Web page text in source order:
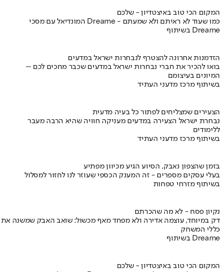
המקום הכי טוב באיצטדיון - שלכם
המונדיאל עם מסכי Dreame - כמו שעוד לא ראיתם ולא שמעתם
בשיתוף Dreame
הזדמנות אחרונה להצטרף לנבחרות ישראל במדעים
בואו להכיר את חברי נבחרות ישראל במדעים שכבר מחכים לכם –
המיונים בעיצומם
בשיתוף מרכז מדעני העתיד
הצעירים שמצליחים לפתור כל בעיה מדעית
נבחרת ישראל הצעירה במדעים מעניקה חוויה שהיא הרבה מעבר
ללימודים
בשיתוף מרכז מדעני העתיד
בזמן שהצפון נאבק, הסיוע הגיע מכיוון מפתיע
בעלי עסקים מספרים - זה המענק הכספי שעוזר לנו לחזור למסלול
בשיתוף מזרחי טפחות
נקיון פסח - לא מה שהכרתם
דק במיוחד, עוצמה אדירה ולא מפחד מאף מכשול: שואב האבק שמשנה את
כללי המשחק
בשיתוף Dreame
המקום הכי טוב באיצטדיון - שלכם